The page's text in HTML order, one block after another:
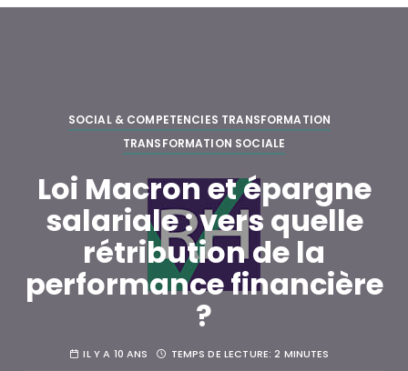
SOCIAL & COMPETENCIES TRANSFORMATION
TRANSFORMATION SOCIALE
Loi Macron et épargne
salariale : vers quelle
rétribution de la
performance financière
?
IL Y A 10 ANS TEMPS DE LECTURE:2 MINUTES